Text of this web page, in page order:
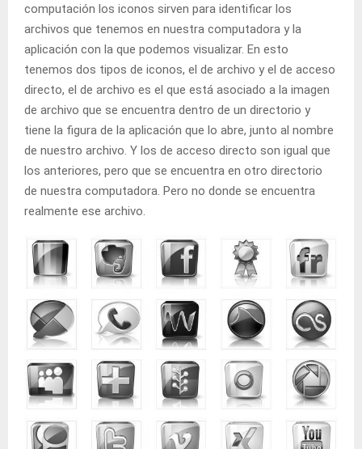
computación los iconos sirven para identificar los
archivos que tenemos en nuestra computadora y la
aplicación con la que podemos visualizar. En esto
tenemos dos tipos de iconos, el de archivo y el de acceso
directo, el de archivo es el que está asociado a la imagen
de archivo que se encuentra dentro de un directorio y
tiene la figura de la aplicación que lo abre, junto al nombre
de nuestro archivo. Y los de acceso directo son igual que
los anteriores, pero que se encuentra en otro directorio
de nuestra computadora. Pero no donde se encuentra
realmente ese archivo.